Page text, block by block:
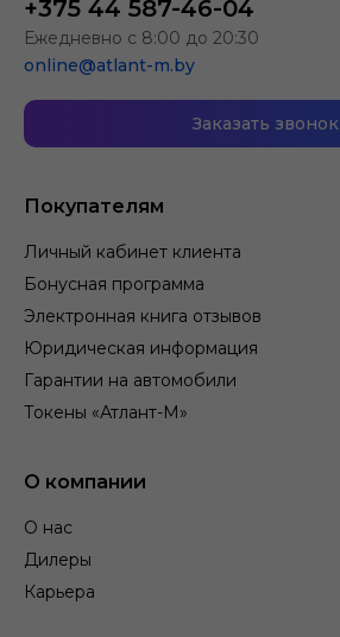
Покупателям
Личный кабинет клиента
Бонусная программа
Электронная книга отзывов
Юридическая информация
Гарантии на автомобили
Токены «Атлант-М»
О компании
О нас
Дилеры
Карьера
+375 44 587-46-04
Ежедневно с 8:00 до 20:30
online@atlant-m.by
Заказать звонок